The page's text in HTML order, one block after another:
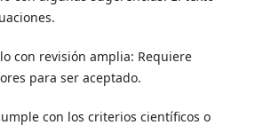
con revisión amplia: Requiere
para ser aceptado.
con los criterios científicos o